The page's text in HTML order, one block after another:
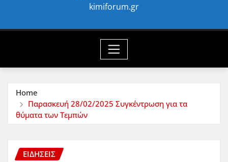
kimiforum.gr
Home
Παρασκευή 28/02/2025 Συγκέντρωση για τα
θύματα των Τεμπών
ΕΙΔΗΣΕΙΣ